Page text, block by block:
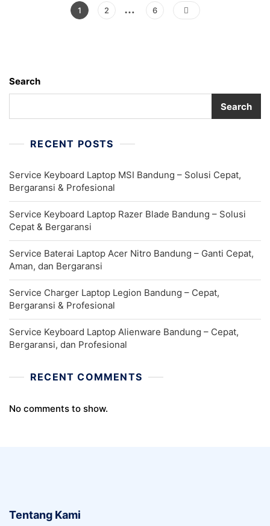
Posts
Page
1 Page
2 … Page
6
Search
Search
RECENT POSTS
Service Keyboard Laptop MSI Bandung – Solusi Cepat,
Bergaransi & Profesional
Service Keyboard Laptop Razer Blade Bandung – Solusi
Cepat & Bergaransi
Service Baterai Laptop Acer Nitro Bandung – Ganti Cepat,
Aman, dan Bergaransi
Service Charger Laptop Legion Bandung – Cepat,
Bergaransi & Profesional
Service Keyboard Laptop Alienware Bandung – Cepat,
Bergaransi, dan Profesional
RECENT COMMENTS
No comments to show.
Tentang Kami